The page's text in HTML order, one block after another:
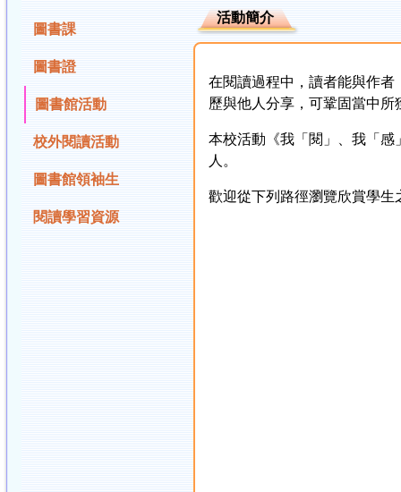
圖書課
圖書證
圖書館活動
校外閱讀活動
圖書館領袖生
閱讀學習資源
活動簡介
在閱讀過程中，讀者能與作
歷與他人分享，可鞏固當中所
本校活動《我「閱」、我「
人。
歡迎從下列路徑瀏覽欣賞學生